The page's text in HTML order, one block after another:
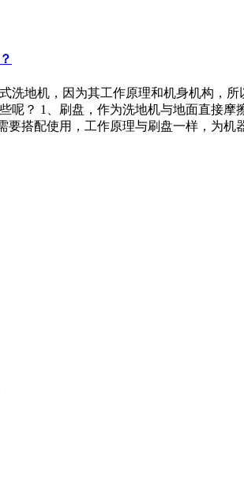
洗地机，因为其工作原理和机身机构，
呢？ 1、刷盘，作为洗地机与地面直接
要搭配使用，工作原理与刷盘一样，为